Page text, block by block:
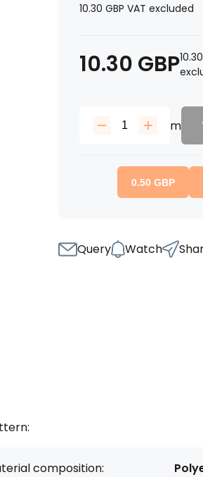
10.30 GBP VAT excluded
10.30 GBP10.30
m
0.50 GBP
Query Watch
composition: